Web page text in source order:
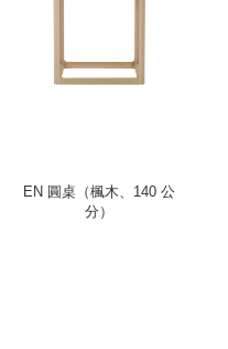
EN 圓桌（楓木、140 公
分）